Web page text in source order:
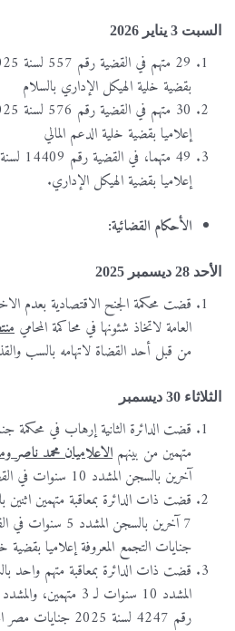
السبت 3 يناير 2026
بقضية خلية الهيكل الإداري بالسلام
إعلاميا بقضية خلية الدعم المالي
إعلاميا بقضية الهيكل الإداري.
الأحكام القضائية:
الأحد 28 ديسمبر 2025
قضت محكمة الجنح الاقتصادية بعدم
العامة لاتخاذ شئونها في محاكمة المحامي
من قبل أحد القضاة لاتهامه بالسب
الثلاثاء 30 ديسمبر
متهمين من بينهم الاعلاميان محمد ناصر
آخرين بالسجن المشدد 10 سنوات في القضية رقم 339 لسنة 2025
جنايات التجمع المعروفة إعلاميا بقضية
رقم 4247 لسنة 2025